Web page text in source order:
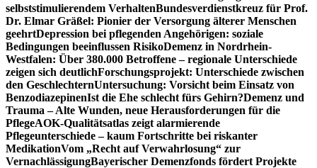
selbststimulierendem VerhaltenBundesverdienstkreuz für Prof.
Dr. Elmar Gräßel: Pionier der Versorgung älterer Menschen
geehrtDepression bei pflegenden Angehörigen: soziale
Bedingungen beeinflussen RisikoDemenz in Nordrhein-
Westfalen: Über 380.000 Betroffene – regionale Unterschiede
zeigen sich deutlichForschungsprojekt: Unterschiede zwischen
den GeschlechternUntersuchung: Vorsicht beim Einsatz von
BenzodiazepinenIst die Ehe schlecht fürs Gehirn?Demenz und
Trauma – Alte Wunden, neue Herausforderungen für die
PflegeAOK-Qualitätsatlas zeigt alarmierende
Pflegeunterschiede – kaum Fortschritte bei riskanter
MedikationVom „Recht auf Verwahrlosung“ zur
VernachlässigungBayerischer Demenzfonds fördert Projekte